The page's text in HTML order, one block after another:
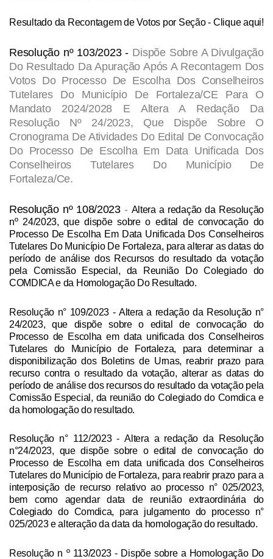
Resultado da Recontagem de Votos por Seção- Clique aqui!
Resolução nº 103/2023 - Dispõe Sobre A Divulgação
Do Resultado Da Apuração Após A Recontagem Dos
Votos Do Processo De Escolha Dos Conselheiros
Tutelares Do Município De Fortaleza/CE Para O
Mandato 2024/2028 E Altera A Redação Da
Resolução Nº 24/2023, Que Dispõe Sobre O
Cronograma De Atividades Do Edital De Convocação
Do Processo De Escolha Em Data Unificada Dos
Conselheiros Tutelares Do Município De
Fortaleza/Ce.
Resolução nº 108/2023- Altera a redação da Resolução
nº 24/2023, que dispõe sobre o edital de convocação do
Processo De Escolha Em Data Unificada Dos Conselheiros
Tutelares Do Município De Fortaleza, para alterar as datas do
período de análise dos Recursos do resultado da votação
pela Comissão Especial, da Reunião Do Colegiado do
COMDICA e da Homologação Do Resultado.
Resolução n° 109/2023 - Altera a redação da Resolução n°
24/2023, que dispõe sobre o edital de convocação do
Processo de Escolha em data unificada dos Conselheiros
Tutelares do Município de Fortaleza, para determinar a
disponibilização dos Boletins de Urnas, reabrir prazo para
recurso contra o resultado da votação, alterar as datas do
período de análise dos recursos do resultado da votação pela
Comissão Especial, da reunião do Colegiado do Comdica e
da homologação do resultado.
Resolução n° 112/2023- Altera a redação da Resolução
n°24/2023, que dispõe sobre o edital de convocação do
Processo de Escolha em data unificada dos Conselheiros
Tutelares do Município de Fortaleza, para reabrir prazo para a
interposição de recurso relativo ao processo n° 025/2023,
bem como agendar data de reunião extraordinária do
Colegiado do Comdica, para julgamento do processo n°
025/2023 e alteração da data da homologação do resultado.
Resolução n º 113/2023 - Dispõe sobre a Homologação Do